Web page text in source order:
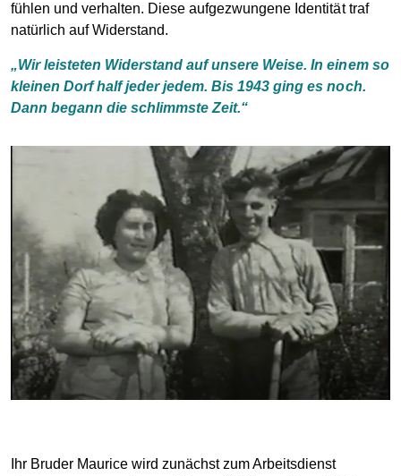
fühlen und verhalten. Diese aufgezwungene Identität traf
natürlich auf Widerstand.
„Wir leisteten Widerstand auf unsere Weise. In einem so
kleinen Dorf half jeder jedem. Bis 1943 ging es noch.
Dann begann die schlimmste Zeit.“
Ihr Bruder Maurice wird zunächst zum Arbeitsdienst